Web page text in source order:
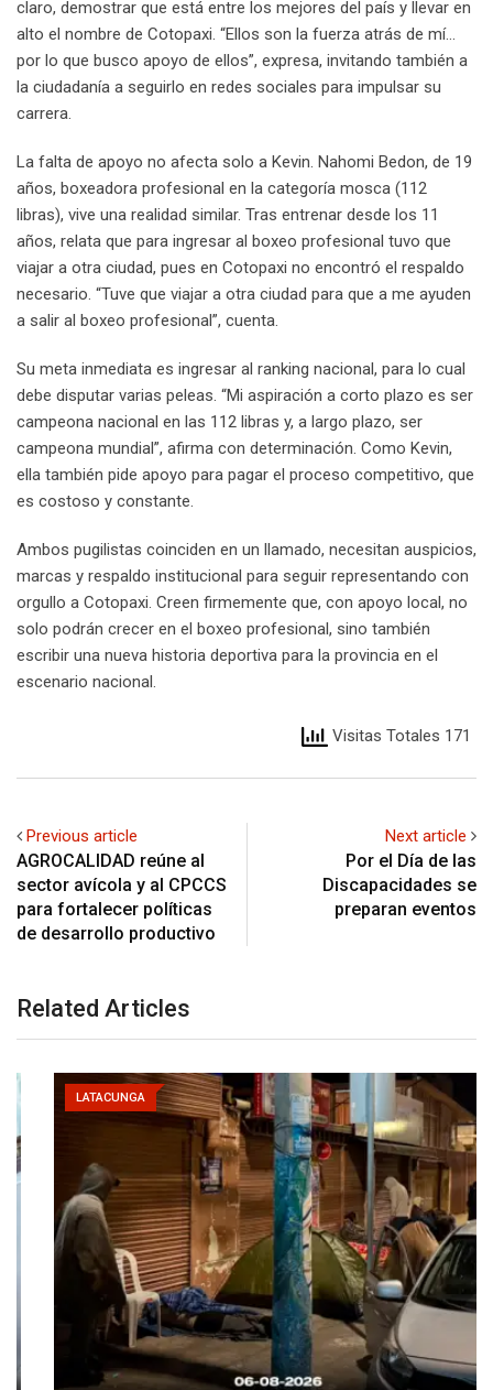
claro, demostrar que está entre los mejores del país y llevar en
alto el nombre de Cotopaxi. “Ellos son la fuerza atrás de mí…
por lo que busco apoyo de ellos”, expresa, invitando también a
la ciudadanía a seguirlo en redes sociales para impulsar su
carrera.
La falta de apoyo no afecta solo a Kevin. Nahomi Bedon, de 19
años, boxeadora profesional en la categoría mosca (112
libras), vive una realidad similar. Tras entrenar desde los 11
años, relata que para ingresar al boxeo profesional tuvo que
viajar a otra ciudad, pues en Cotopaxi no encontró el respaldo
necesario. “Tuve que viajar a otra ciudad para que a me ayuden
a salir al boxeo profesional”, cuenta.
Su meta inmediata es ingresar al ranking nacional, para lo cual
debe disputar varias peleas. “Mi aspiración a corto plazo es ser
campeona nacional en las 112 libras y, a largo plazo, ser
campeona mundial”, afirma con determinación. Como Kevin,
ella también pide apoyo para pagar el proceso competitivo, que
es costoso y constante.
Ambos pugilistas coinciden en un llamado, necesitan auspicios,
marcas y respaldo institucional para seguir representando con
orgullo a Cotopaxi. Creen firmemente que, con apoyo local, no
solo podrán crecer en el boxeo profesional, sino también
escribir una nueva historia deportiva para la provincia en el
escenario nacional.
Visitas Totales 171
Previous article
AGROCALIDAD reúne al
sector avícola y al CPCCS
para fortalecer políticas
de desarrollo productivo
Next article
Por el Día de las
Discapacidades se
preparan eventos
Related Articles
LATACUNGA